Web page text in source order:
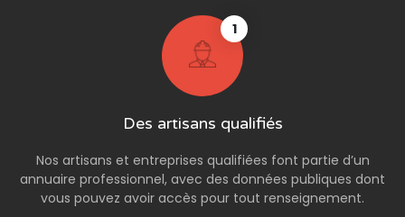
1
Des artisans qualifiés
Nos artisans et entreprises qualifiées font partie d’un
annuaire professionnel, avec des données publiques dont
vous pouvez avoir accès pour tout renseignement.